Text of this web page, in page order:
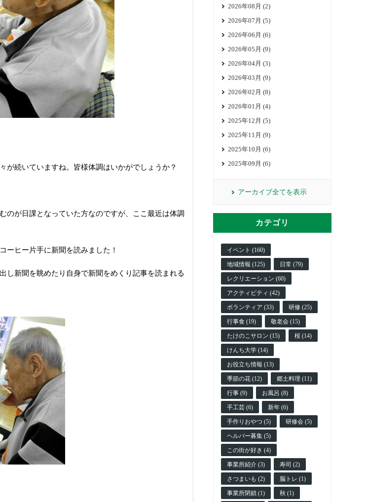
が続いていますね。皆様体調はいかがでしょうか？
のが日課となっていた方なのですが、ここ最近は体調
ーヒー片手に新聞を読みました！
し新聞を眺めたり自身で新聞をめくり記事を読まれる
2026年08月 (2)
2026年07月 (5)
2026年06月 (6)
2026年05月 (9)
2026年04月 (3)
2026年03月 (9)
2026年02月 (8)
2026年01月 (4)
2025年12月 (5)
2025年11月 (9)
2025年10月 (6)
2025年09月 (6)
アーカイブ全てを表示
カテゴリ
イベント (160)
地域情報 (125) 日常 (79)
レクリエーション (60)
アクティビティ (42)
ボランティア (33) 研修 (25)
行事食 (19) 敬老会 (15)
たけのこサロン (15) 桜 (14)
けんち大学 (14)
お役立ち情報 (13)
季節の花 (12) 郷土料理 (11)
行事 (9) お風呂 (8)
手工芸 (6) 新年 (6)
手作りおやつ (5) 研修会 (5)
ヘルパー募集 (5)
この街が好き (4)
事業所紹介 (3) 寿司 (2)
さつまいも (2) 脳トレ (1)
事業所閉鎖 (1) 秋 (1)